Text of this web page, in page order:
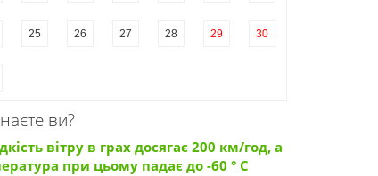
25 26 27 28 29 30
ви?
вітру в грах досягає 200 км/год, а
при цьому падає до -60 ° С